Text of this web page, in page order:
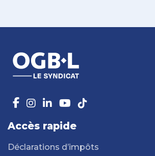
Accès rapide
Déclarations d’impôts